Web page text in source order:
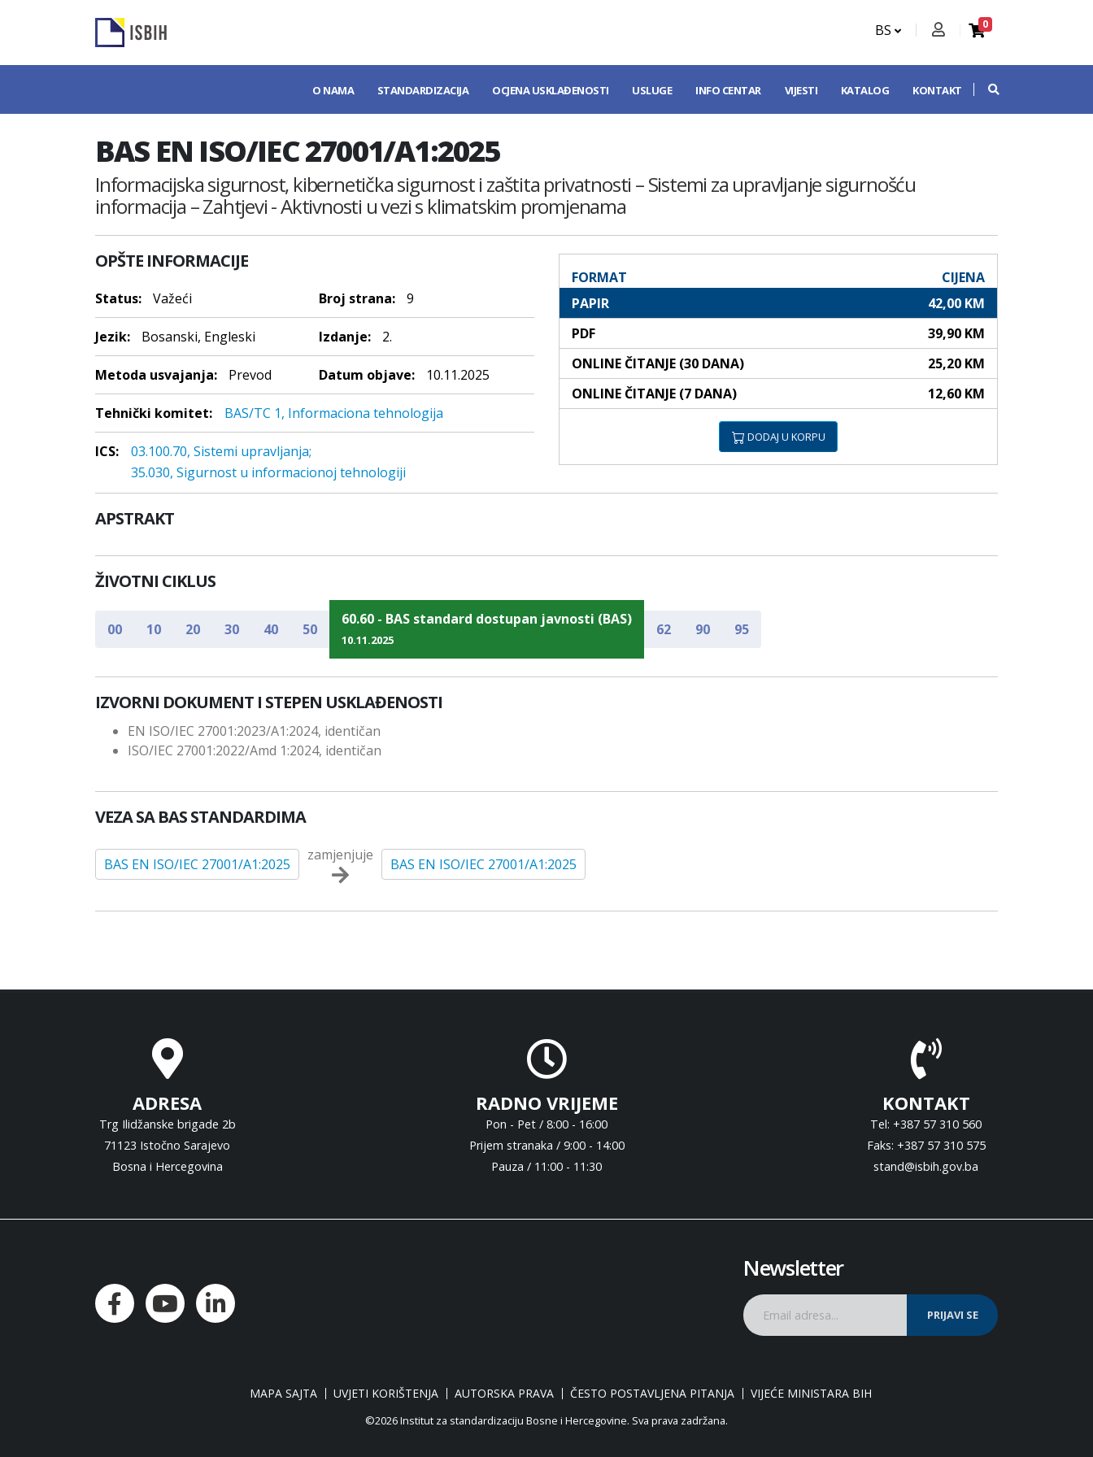
BS 0
O NAMA STANDARDIZACIJA OCJENA USKLAĐENOSTI USLUGE INFO CENTAR VIJESTI KATALOG KONTAKT
BAS EN ISO/IEC 27001/A1:2025
Informacijska sigurnost, kibernetička sigurnost i zaštita privatnosti – Sistemi za upravljanje sigurnošću
informacija – Zahtjevi - Aktivnosti u vezi s klimatskim promjenama
OPŠTE INFORMACIJE
Status: Važeći Broj strana: 9
Jezik: Bosanski, Engleski Izdanje: 2.
Metoda usvajanja: Prevod Datum objave: 10.11.2025
Tehnički komitet: BAS/TC 1, Informaciona tehnologija
ICS:
03.100.70, Sistemi upravljanja;
35.030, Sigurnost u informacionoj tehnologiji
FORMAT
CIJENA
PAPIR
42,00 KM
PDF
39,90 KM
ONLINE ČITANJE (30 DANA)
25,20 KM
ONLINE ČITANJE (7 DANA)
12,60 KM
DODAJ U KORPU
APSTRAKT
ŽIVOTNI CIKLUS
00 10 20 30 40 50
60.60 - BAS standard dostupan javnosti (BAS)
10.11.2025
62 90 95
IZVORNI DOKUMENT I STEPEN USKLAĐENOSTI
EN ISO/IEC 27001:2023/A1:2024, identičan
ISO/IEC 27001:2022/Amd 1:2024, identičan
VEZA SA BAS STANDARDIMA
BAS EN ISO/IEC 27001/A1:2025
zamjenjuje
BAS EN ISO/IEC 27001/A1:2025
ADRESA
Trg Ilidžanske brigade 2b
71123 Istočno Sarajevo
Bosna i Hercegovina
RADNO VRIJEME
Pon - Pet / 8:00 - 16:00
Prijem stranaka / 9:00 - 14:00
Pauza / 11:00 - 11:30
KONTAKT
Tel: +387 57 310 560
Faks: +387 57 310 575
stand@isbih.gov.ba
Newsletter
PRIJAVI SE
MAPA SAJTA UVJETI KORIŠTENJA AUTORSKA PRAVA ČESTO POSTAVLJENA PITANJA VIJEĆE MINISTARA BIH
©2026 Institut za standardizaciju Bosne i Hercegovine. Sva prava zadržana.